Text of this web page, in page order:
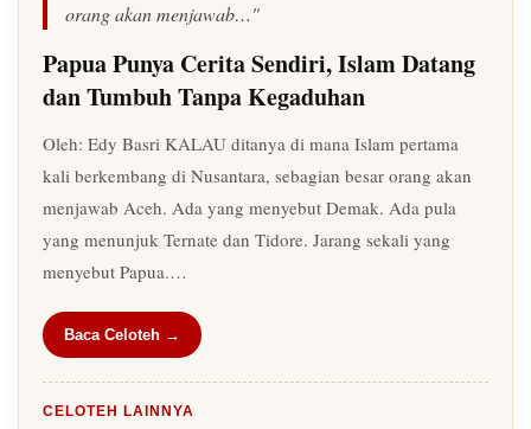
orang akan menjawab…"
Papua Punya Cerita Sendiri, Islam Datang
dan Tumbuh Tanpa Kegaduhan
Oleh: Edy Basri KALAU ditanya di mana Islam pertama
kali berkembang di Nusantara, sebagian besar orang akan
menjawab Aceh. Ada yang menyebut Demak. Ada pula
yang menunjuk Ternate dan Tidore. Jarang sekali yang
menyebut Papua.…
Baca Celoteh →
CELOTEH LAINNYA